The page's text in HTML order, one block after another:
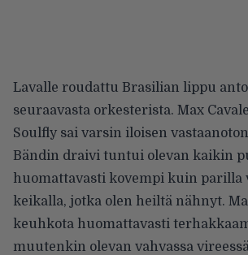
Lavalle roudattu Brasilian lippu
seuraavasta orkesterista. Max
Soulfly sai varsin iloisen
Bändin draivi tuntui olevan kaikin
huomattavasti kovempi kuin parilla
keikalla, jotka olen heiltä nähnyt.
keuhkota huomattavasti
muutenkin olevan vahvassa